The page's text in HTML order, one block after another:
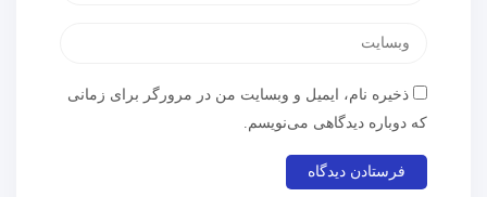
ذخیره نام، ایمیل و وبسایت من در مرورگر برای زمانی
که دوباره دیدگاهی می‌نویسم.